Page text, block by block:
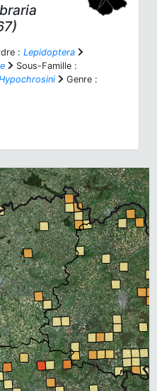
: Lepidoptera
Sous-Famille :
Genre :